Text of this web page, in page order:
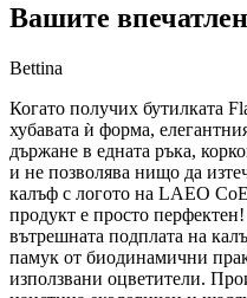
Вашите
Bettina
Когато получих бутилката
хубавата ѝ форма,
държане в едната ръка,
и не позволява нищо да
калъф с логото на LAEO
продукт е просто
вътрешната подплата на
памук от биодинамични
използвани оцветители.